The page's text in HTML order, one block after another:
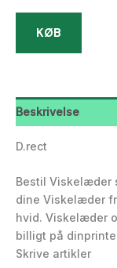
KØB
Beskrivelse
D.rect
Bestil Viskelæder
dine Viskelæder
hvid. Viskelæder
billigt på
Skrive artikler